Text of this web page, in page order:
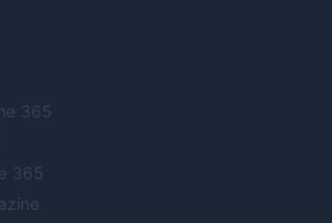
365
365